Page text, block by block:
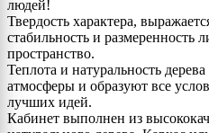
людей!
Твердость характера,
стабильность и размеренность
пространство.
Теплота и натуральность
атмосферы и образуют все
лучших идей.
Кабинет выполнен из